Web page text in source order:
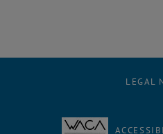
LEGAL